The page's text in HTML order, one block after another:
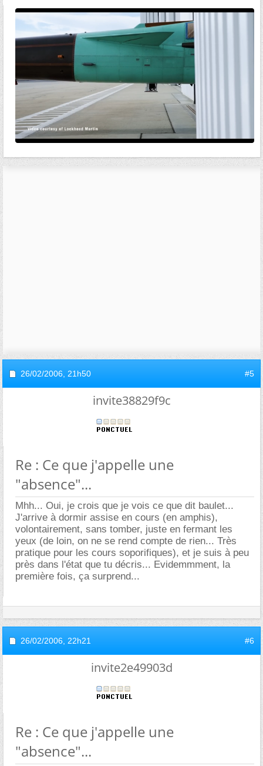
26/02/2006, 21h50 #5
invite38829f9c
Re : Ce que j'appelle une
"absence"...
Mhh... Oui, je crois que je vois ce que dit baulet...
J'arrive à dormir assise en cours (en amphis),
volontairement, sans tomber, juste en fermant les
yeux (de loin, on ne se rend compte de rien... Très
pratique pour les cours soporifiques), et je suis à peu
près dans l'état que tu décris... Evidemmment, la
première fois, ça surprend...
26/02/2006, 22h21 #6
invite2e49903d
Re : Ce que j'appelle une
"absence"...